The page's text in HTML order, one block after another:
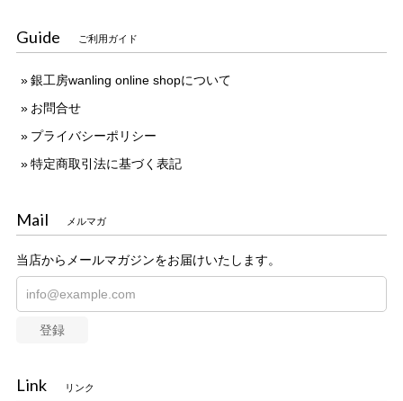
Guide ご利用ガイド
銀工房wanling online shopについて
お問合せ
プライバシーポリシー
特定商取引法に基づく表記
Mail メルマガ
当店からメールマガジンをお届けいたします。
登録
Link リンク